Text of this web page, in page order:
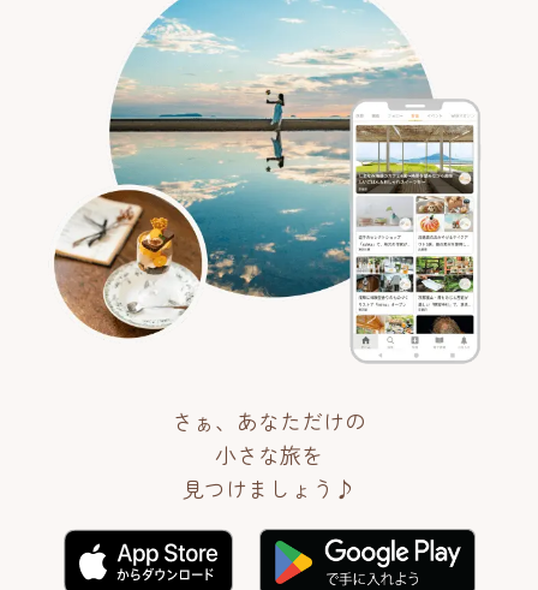
さぁ、あなただけの
小さな旅を
見つけましょう♪